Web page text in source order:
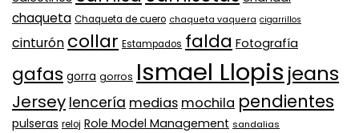
chaqueta Chaqueta de cuero chaqueta vaquera cigarrillos
cinturón collar Estampados falda Fotografía
gafas gorra gorros Ismael Llopis jeans
Jersey lencería medias mochila pendientes
pulseras reloj Role Model Management sandalias